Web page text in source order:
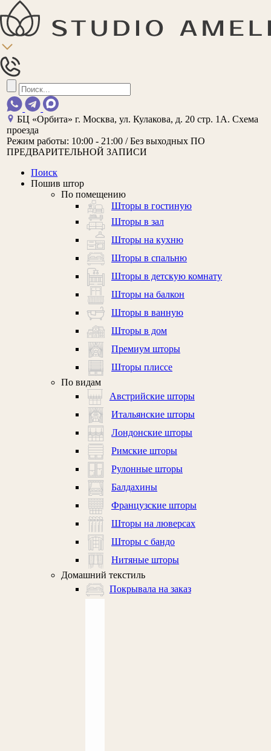
БЦ «Орбита»г. Москва, ул. Кулакова, д. 20 стр. 1А. Схема
проезда
Режим работы: 10:00 - 21:00 / Без выходных ПО
ПРЕДВАРИТЕЛЬНОЙ ЗАПИСИ
Поиск
Пошив штор
По помещению
Шторы в гостиную
Шторы в зал
Шторы на кухню
Шторы в спальню
Шторы в детскую комнату
Шторы на балкон
Шторы в ванную
Шторы в дом
Премиум шторы
Шторы плиссе
По видам
Австрийские шторы
Итальянские шторы
Лондонские шторы
Римские шторы
Рулонные шторы
Балдахины
Французские шторы
Шторы на люверсах
Шторы с бандо
Нитяные шторы
Домашний текстиль
Покрывала на заказ